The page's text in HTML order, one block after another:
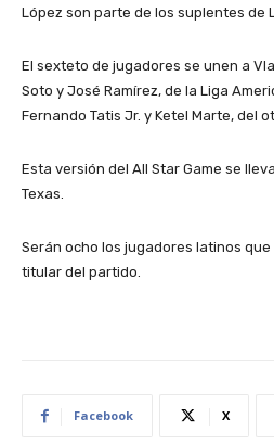
López son parte de los suplentes de
El sexteto de jugadores se unen a
Soto y José Ramírez, de la Liga
Fernando Tatis Jr. y Ketel Marte, del
Esta versión del All Star Game se
Texas.
Serán ocho los jugadores latinos
titular del partido.
Facebook X